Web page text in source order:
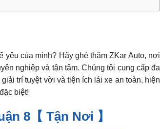
yêu của mình? Hãy ghé thăm ZKar Auto, nơi
nghiệp và tận tâm. Chúng tôi cung cấp đa
trí tuyệt vời và tiện ích lái xe an toàn, hiện
biệt!
8【 Tận Nơi 】